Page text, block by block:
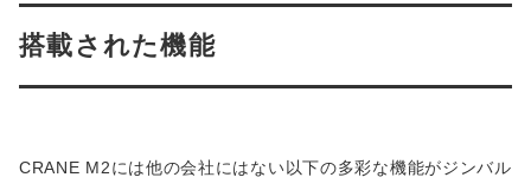
搭載された機能
CRANE M2には他の会社にはない以下の多彩な機能がジンバル